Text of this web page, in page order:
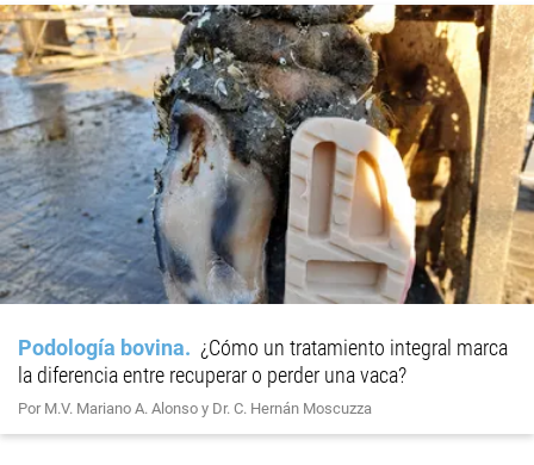
Podología bovina
¿Cómo un tratamiento integral marca
la diferencia entre recuperar o perder una vaca?
Por M.V. Mariano A. Alonso y Dr. C. Hernán Moscuzza